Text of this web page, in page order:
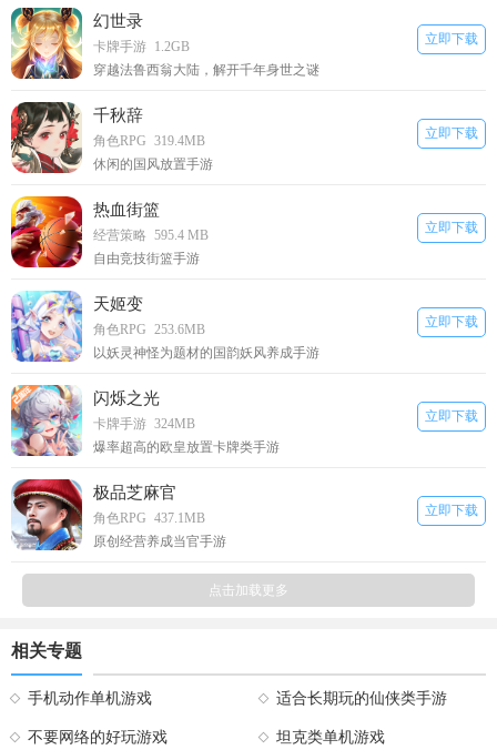
幻世录
卡牌手游 1.2GB
穿越法鲁西翁大陆，解开千年身世之谜
立即下载
千秋辞
角色RPG 319.4MB
休闲的国风放置手游
立即下载
热血街篮
经营策略 595.4 MB
自由竞技街篮手游
立即下载
天姬变
角色RPG 253.6MB
以妖灵神怪为题材的国韵妖风养成手游
立即下载
闪烁之光
卡牌手游 324MB
爆率超高的欧皇放置卡牌类手游
立即下载
极品芝麻官
角色RPG 437.1MB
原创经营养成当官手游
立即下载
点击加载更多
相关专题
手机动作单机游戏 适合长期玩的仙侠类手游
不要网络的好玩游戏 坦克类单机游戏